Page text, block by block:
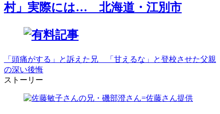
村」実際には… 北海道・江別市
「頭痛がする」と訴えた兄 「甘えるな」と登校させた父親
の深い後悔
ストーリー